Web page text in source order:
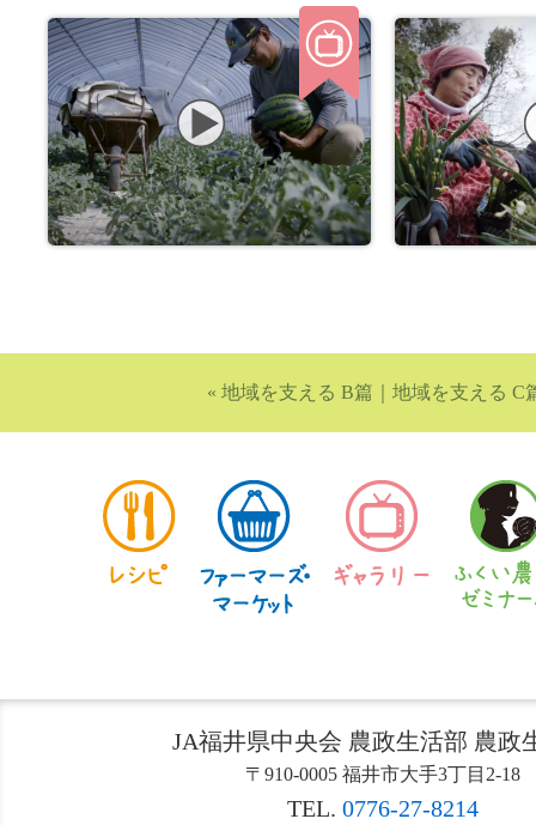
« 地域を支える B篇 地域を支える C
JA福井県中央会 農政生活部 農政
〒910-0005 福井市大手3丁目2-18
TEL. 0776-27-8214